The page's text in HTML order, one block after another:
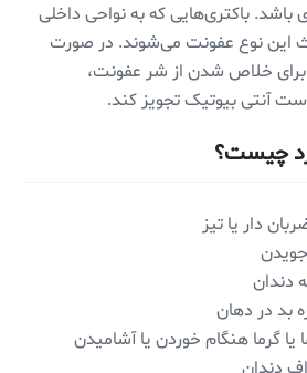
باکتری‌هایی که به نواحی داخلی
این نوع عفونت می‌شوند. در صورت
خلاص شدن از شر عفونت،
آنتی بیوتیک تجویز کند.
چیست؟
دار یا تیز
دندان
بد در دهان
گرما هنگام خوردن یا آشامیدن